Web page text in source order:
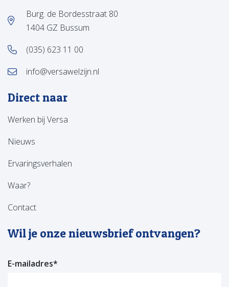
Burg. de Bordesstraat 80
1404 GZ Bussum
(035) 623 11 00
info@versawelzijn.nl
Direct naar
Werken bij Versa
Nieuws
Ervaringsverhalen
Waar?
Contact
Wil je onze nieuwsbrief ontvangen?
E-mailadres*